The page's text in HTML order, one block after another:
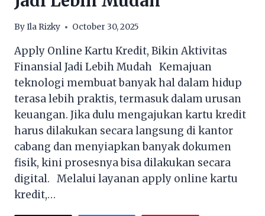
ByIla Rizky October 30, 2025
Apply Online Kartu Kredit, Bikin Aktivitas
Finansial Jadi Lebih Mudah Kemajuan
teknologi membuat banyak hal dalam hidup
terasa lebih praktis, termasuk dalam urusan
keuangan. Jika dulu mengajukan kartu kredit
harus dilakukan secara langsung di kantor
cabang dan menyiapkan banyak dokumen
fisik, kini prosesnya bisa dilakukan secara
digital. Melalui layanan apply online kartu
kredit,…